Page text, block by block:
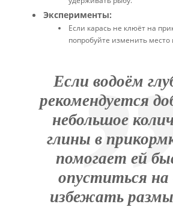
Эксперименты:
Если карась не клюёт на
попробуйте изменить место
Если водоём
рекомендуется
небольшое
глины в
помогает ей
опуститься на
избежать